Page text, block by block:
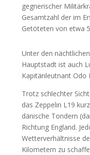
gegnerischer
Gesamtzahl der im
Getöteten von etwa
Unter den
Hauptstadt ist auch
Kapitänleutnant Odo
Trotz schlechter
das Zeppelin L19
dänische Tondern
Richtung England.
Wetterverhältnisse
Kilometern zu